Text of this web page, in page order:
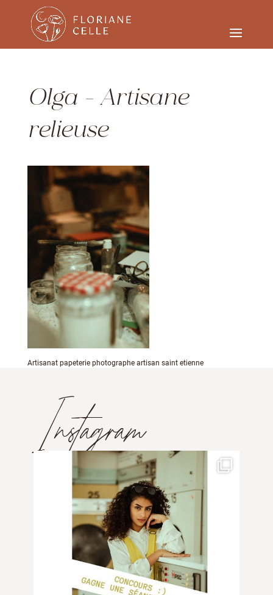
Olga – Artisane
relieuse
Artisanat papeterie photographe artisan saint etienne
Instagram